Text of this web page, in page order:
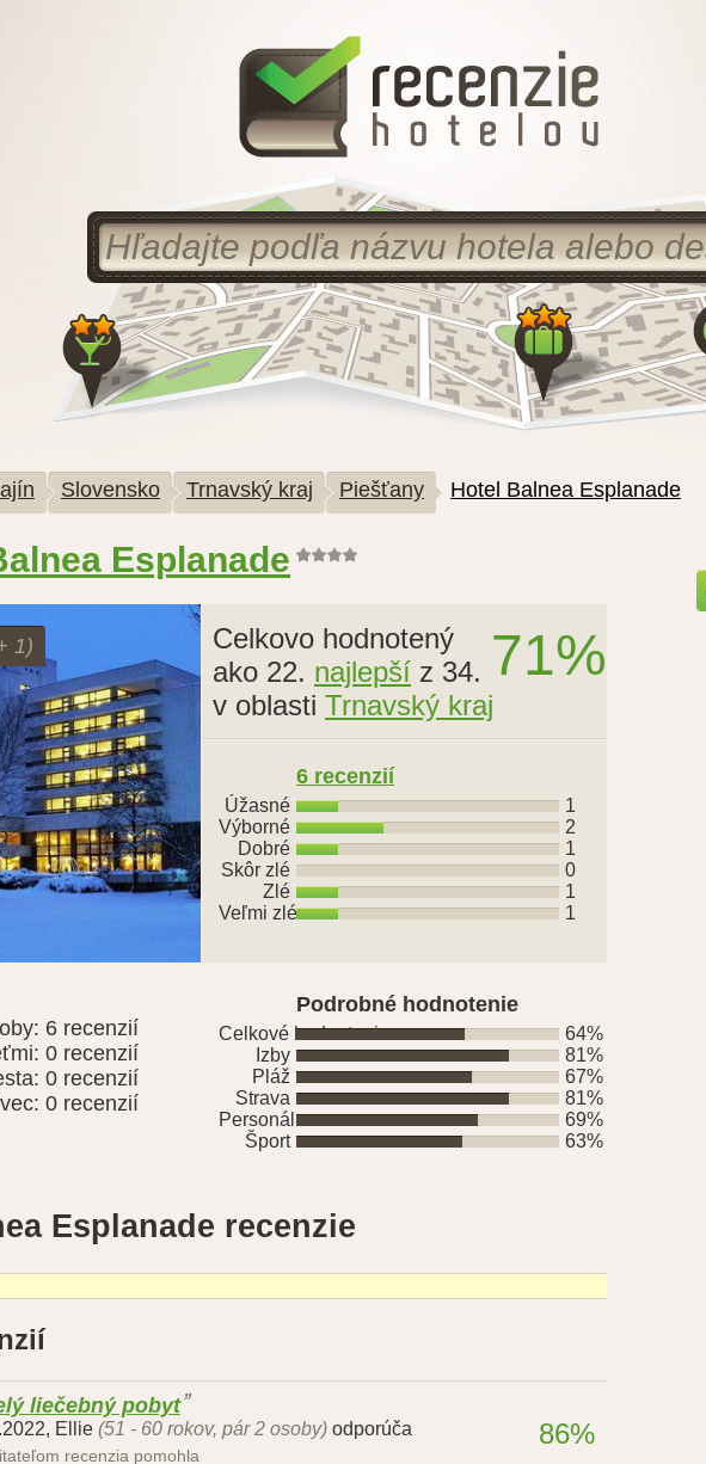
Slovensko Trnavský kraj Piešťany Hotel Balnea Esplanade
Esplanade
1) 71%
Celkovo hodnotený
ako 22. najlepší z 34.
v oblasti Trnavský kraj
6 recenzií
Úžasné
1
Výborné
2
Dobré
1
Skôr zlé
0
Zlé
1
Veľmi zlé
1
6 recenzií
0 recenzií
0 recenzií
0 recenzií
Podrobné hodnotenie
Celkové hodnotenie
64%
Izby
81%
Pláž
67%
Strava
81%
Personál
69%
Šport
63%
Esplanade recenzie
liečebný pobyt
, Ellie (51 - 60 rokov, pár 2 osoby) odporúča
recenzia pomohla
86%